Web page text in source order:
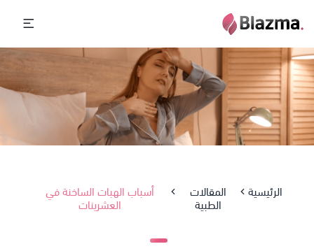
الرئيسية
المقالات
الطبية
أسباب الهبات الساخنة في
العشرينات